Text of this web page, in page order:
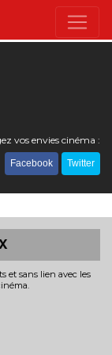
vos envies cinéma :
Facebook Twitter
et sans lien avec les